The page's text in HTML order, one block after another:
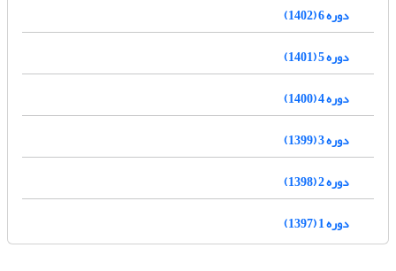
دوره 6 (1402)
دوره 5 (1401)
دوره 4 (1400)
دوره 3 (1399)
دوره 2 (1398)
دوره 1 (1397)